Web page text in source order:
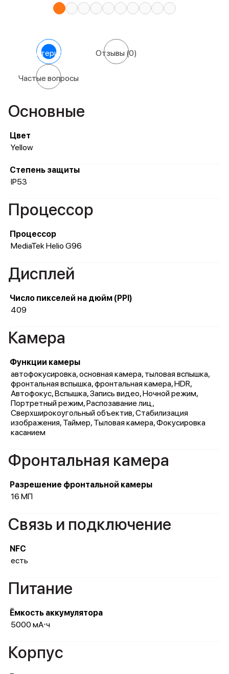
Характеристики Отзывы (0)
Частые вопросы
Основные
Цвет
Yellow
Степень защиты
IP53
Процессор
Процессор
MediaTek Helio G96
Дисплей
Число пикселей на дюйм (PPI)
409
Камера
Функции камеры
автофокусировка, основная камера, тыловая вспышка,
фронтальная вспышка, фронтальная камера, HDR,
Автофокус, Вспышка, Запись видео, Ночной режим,
Портретный режим, Распозавание лиц,
Сверхширокоугольный объектив, Стабилизация
изображения, Таймер, Тыловая камера, Фокусировка
касанием
Фронтальная камера
Разрешение фронтальной камеры
16 МП
Связь и подключение
NFC
есть
Питание
Ёмкость аккумулятора
5000 мА⋅ч
Корпус